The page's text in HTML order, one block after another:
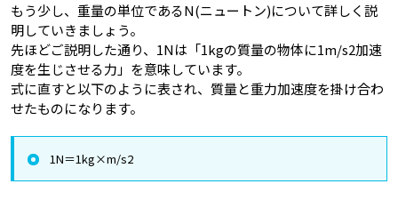
もう少し、重量の単位であるN(ニュートン)について詳しく説
明していきましょう。
先ほどご説明した通り、1Nは「1kgの質量の物体に1m/s2加速
度を生じさせる力」を意味しています。
式に直すと以下のように表され、質量と重力加速度を掛け合わ
せたものになります。
1N＝1kg×m/s2